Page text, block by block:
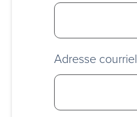
Adresse courriel